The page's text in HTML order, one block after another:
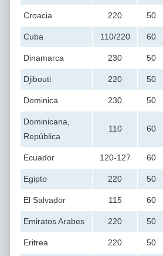
Croacia 220 50
Cuba 110/220 60
Dinamarca 230 50
Djibouti 220 50
Dominica 230 50
Dominicana,
República
110 60
Ecuador 120-127 60
Egipto 220 50
El Salvador 115 60
Emiratos Arabes 220 50
Eritrea 220 50